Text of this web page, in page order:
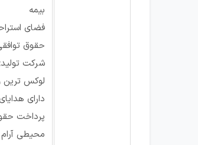
بیمه
فضای
حقوق
شرکت
لوکس ‌ترین
دارای
پرداخت
محیطی